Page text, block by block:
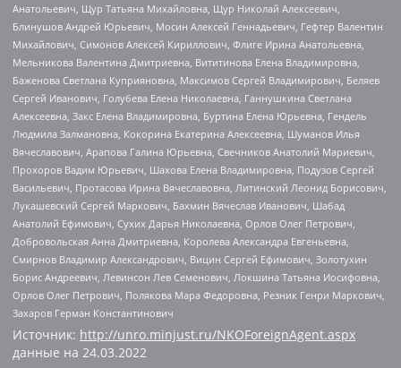
Анатольевич, Щур Татьяна Михайловна, Щур Николай Алексеевич,
Блинушов Андрей Юрьевич, Мосин Алексей Геннадьевич, Гефтер Валентин
Михайлович, Симонов Алексей Кириллович, Флиге Ирина Анатольевна,
Мельникова Валентина Дмитриевна, Вититинова Елена Владимировна,
Баженова Светлана Куприяновна, Максимов Сергей Владимирович, Беляев
Сергей Иванович, Голубева Елена Николаевна, Ганнушкина Светлана
Алексеевна, Закс Елена Владимировна, Буртина Елена Юрьевна, Гендель
Людмила Залмановна, Кокорина Екатерина Алексеевна, Шуманов Илья
Вячеславович, Арапова Галина Юрьевна, Свечников Анатолий Мариевич,
Прохоров Вадим Юрьевич, Шахова Елена Владимировна, Подузов Сергей
Васильевич, Протасова Ирина Вячеславовна, Литинский Леонид Борисович,
Лукашевский Сергей Маркович, Бахмин Вячеслав Иванович, Шабад
Анатолий Ефимович, Сухих Дарья Николаевна, Орлов Олег Петрович,
Добровольская Анна Дмитриевна, Королева Александра Евгеньевна,
Смирнов Владимир Александрович, Вицин Сергей Ефимович, Золотухин
Борис Андреевич, Левинсон Лев Семенович, Локшина Татьяна Иосифовна,
Орлов Олег Петрович, Полякова Мара Федоровна, Резник Генри Маркович,
Захаров Герман Константинович
Источник: http://unro.minjust.ru/NKOForeignAgent.aspx
данные на 24.03.2022